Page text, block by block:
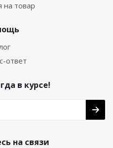
на товар
ответ
в курсе!
на связи